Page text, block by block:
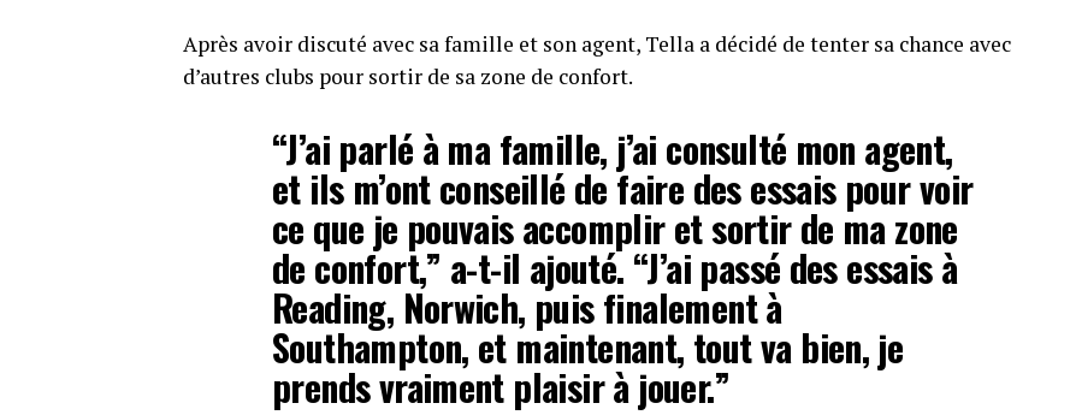
Après avoir discuté avec sa famille et son agent, Tella a décidé de tenter sa chance avec
d’autres clubs pour sortir de sa zone de confort.
“J’ai parlé à ma famille, j’ai consulté mon agent,
et ils m’ont conseillé de faire des essais pour voir
ce que je pouvais accomplir et sortir de ma zone
de confort,” a-t-il ajouté. “J’ai passé des essais à
Reading, Norwich, puis finalement à
Southampton, et maintenant, tout va bien, je
prends vraiment plaisir à jouer.”